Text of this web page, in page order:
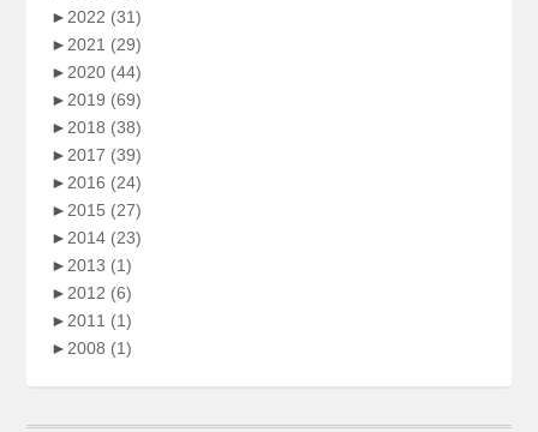
► 2022 (31)
► 2021 (29)
► 2020 (44)
► 2019 (69)
► 2018 (38)
► 2017 (39)
► 2016 (24)
► 2015 (27)
► 2014 (23)
► 2013 (1)
► 2012 (6)
► 2011 (1)
► 2008 (1)